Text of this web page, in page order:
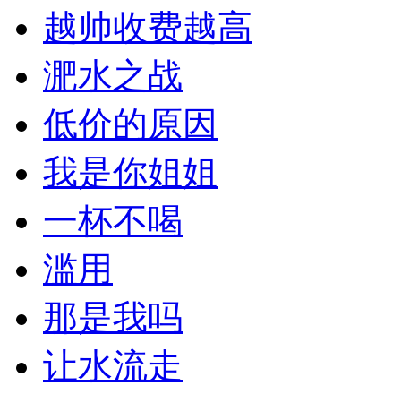
越帅收费越高
淝水之战
低价的原因
我是你姐姐
一杯不喝
滥用
那是我吗
让水流走